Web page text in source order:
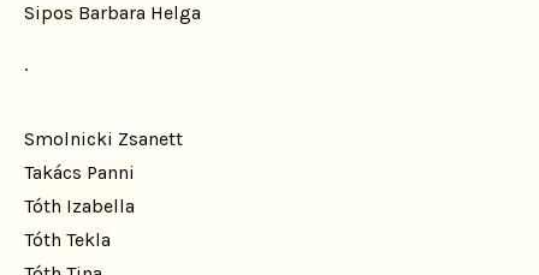
Sipos Barbara Helga
.
Smolnicki Zsanett
Takács Panni
Tóth Izabella
Tóth Tekla